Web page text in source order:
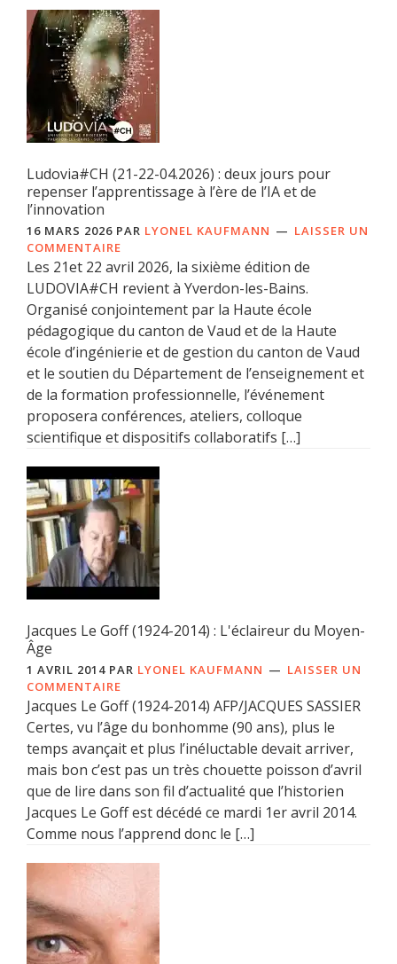
Ludovia#CH (21-22-04.2026) : deux jours pour
repenser l’apprentissage à l’ère de l’IA et de
l’innovation
16 MARS 2026 PAR LYONEL KAUFMANN
LAISSER UN
COMMENTAIRE
Les 21et 22 avril 2026, la sixième édition de
LUDOVIA#CH revient à Yverdon-les-Bains.
Organisé conjointement par la Haute école
pédagogique du canton de Vaud et de la Haute
école d’ingénierie et de gestion du canton de Vaud
et le soutien du Département de l’enseignement et
de la formation professionnelle, l’événement
proposera conférences, ateliers, colloque
scientifique et dispositifs collaboratifs […]
Jacques Le Goff (1924-2014) : L'éclaireur du Moyen-
Âge
1 AVRIL 2014 PAR LYONEL KAUFMANN
LAISSER UN
COMMENTAIRE
Jacques Le Goff (1924-2014) AFP/JACQUES SASSIER
Certes, vu l’âge du bonhomme (90 ans), plus le
temps avançait et plus l’inéluctable devait arriver,
mais bon c’est pas un très chouette poisson d’avril
que de lire dans son fil d’actualité que l’historien
Jacques Le Goff est décédé ce mardi 1er avril 2014.
Comme nous l’apprend donc le […]